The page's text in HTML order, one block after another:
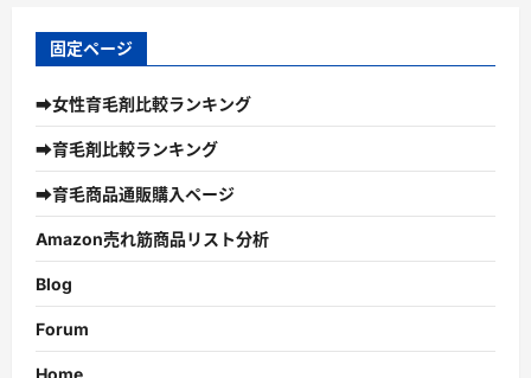
固定ページ
➡女性育毛剤比較ランキング
➡育毛剤比較ランキング
➡育毛商品通販購入ページ
Amazon売れ筋商品リスト分析
Blog
Forum